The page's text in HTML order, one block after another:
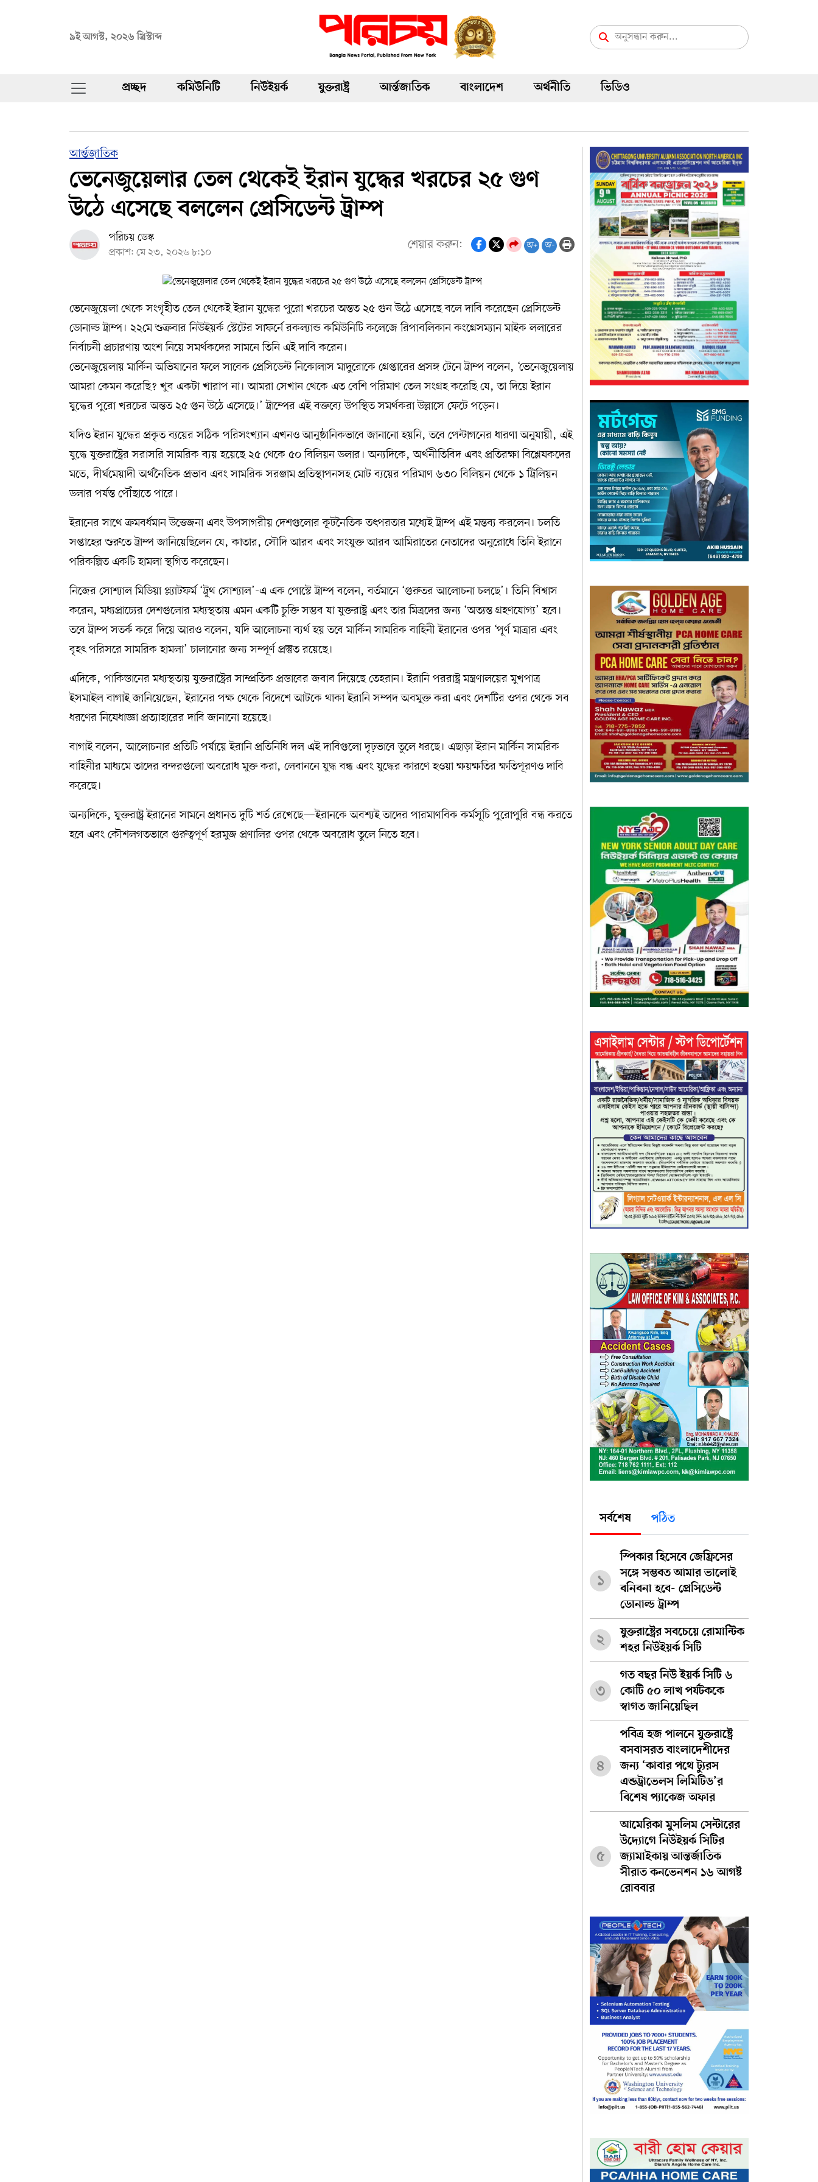
৯ই আগস্ট, ২০২৬ খ্রিস্টাব্দ
প্রচ্ছদ কমিউনিটি নিউইয়র্ক যুক্তরাষ্ট্র আর্ন্তজাতিক বাংলাদেশ অর্থনীতি ভিডিও
আর্ন্তজাতিক
ভেনেজুয়েলার তেল থেকেই ইরান যুদ্ধের খরচের ২৫ গুণ
উঠে এসেছে বললেন প্রেসিডেন্ট ট্রাম্প
পরিচয় ডেস্ক
প্রকাশ: মে ২৩, ২০২৬ ৮:১০ শেয়ার করুন: অ+ অ-
ভেনেজুয়েলা থেকে সংগৃহীত তেল থেকেই ইরান যুদ্ধের পুরো খরচের অন্তত ২৫ গুন উঠে এসেছে বলে দাবি করেছেন প্রেসিডেন্ট
ডোনাল্ড ট্রাম্প। ২২মে শুক্রবার নিউইয়র্ক স্টেটের সাফর্নে রকল্যান্ড কমিউনিটি কলেজে রিপাবলিকান কংগ্রেসম্যান মাইক ললারের
নির্বাচনী প্রচারণায় অংশ নিয়ে সমর্থকদের সামনে তিনি এই দাবি করেন।
ভেনেজুয়েলায় মার্কিন অভিযানের ফলে সাবেক প্রেসিডেন্ট নিকোলাস মাদুরোকে গ্রেপ্তারের প্রসঙ্গ টেনে ট্রাম্প বলেন, ‘ভেনেজুয়েলায়
আমরা কেমন করেছি? খুব একটা খারাপ না। আমরা সেখান থেকে এত বেশি পরিমাণ তেল সংগ্রহ করেছি যে, তা দিয়ে ইরান
যুদ্ধের পুরো খরচের অন্তত ২৫ গুন উঠে এসেছে।’ ট্রাম্পের এই বক্তব্যে উপস্থিত সমর্থকরা উল্লাসে ফেটে পড়েন।
যদিও ইরান যুদ্ধের প্রকৃত ব্যয়ের সঠিক পরিসংখ্যান এখনও আনুষ্ঠানিকভাবে জানানো হয়নি, তবে পেন্টাগনের ধারণা অনুযায়ী, এই
যুদ্ধে যুক্তরাষ্ট্রের সরাসরি সামরিক ব্যয় হয়েছে ২৫ থেকে ৫০ বিলিয়ন ডলার। অন্যদিকে, অর্থনীতিবিদ এবং প্রতিরক্ষা বিশ্লেষকদের
মতে, দীর্ঘমেয়াদী অর্থনৈতিক প্রভাব এবং সামরিক সরঞ্জাম প্রতিস্থাপনসহ মোট ব্যয়ের পরিমাণ ৬৩০ বিলিয়ন থেকে ১ ট্রিলিয়ন
ডলার পর্যন্ত পৌঁছাতে পারে।
ইরানের সাথে ক্রমবর্ধমান উত্তেজনা এবং উপসাগরীয় দেশগুলোর কূটনৈতিক তৎপরতার মধ্যেই ট্রাম্প এই মন্তব্য করলেন। চলতি
সপ্তাহের শুরুতে ট্রাম্প জানিয়েছিলেন যে, কাতার, সৌদি আরব এবং সংযুক্ত আরব আমিরাতের নেতাদের অনুরোধে তিনি ইরানে
পরিকল্পিত একটি হামলা স্থগিত করেছেন।
নিজের সোশ্যাল মিডিয়া প্ল্যাটফর্ম ‘ট্রুথ সোশ্যাল’-এ এক পোস্টে ট্রাম্প বলেন, বর্তমানে ‘গুরুতর আলোচনা চলছে’। তিনি বিশ্বাস
করেন, মধ্যপ্রাচ্যের দেশগুলোর মধ্যস্থতায় এমন একটি চুক্তি সম্ভব যা যুক্তরাষ্ট্র এবং তার মিত্রদের জন্য ‘অত্যন্ত গ্রহণযোগ্য’ হবে।
তবে ট্রাম্প সতর্ক করে দিয়ে আরও বলেন, যদি আলোচনা ব্যর্থ হয় তবে মার্কিন সামরিক বাহিনী ইরানের ওপর ‘পূর্ণ মাত্রার এবং
বৃহৎ পরিসরে সামরিক হামলা’ চালানোর জন্য সম্পূর্ণ প্রস্তুত রয়েছে।
এদিকে, পাকিস্তানের মধ্যস্থতায় যুক্তরাষ্ট্রের সাম্প্রতিক প্রস্তাবের জবাব দিয়েছে তেহরান। ইরানি পররাষ্ট্র মন্ত্রণালয়ের মুখপাত্র
ইসমাইল বাগাই জানিয়েছেন, ইরানের পক্ষ থেকে বিদেশে আটকে থাকা ইরানি সম্পদ অবমুক্ত করা এবং দেশটির ওপর থেকে সব
ধরণের নিষেধাজ্ঞা প্রত্যাহারের দাবি জানানো হয়েছে।
বাগাই বলেন, আলোচনার প্রতিটি পর্যায়ে ইরানি প্রতিনিধি দল এই দাবিগুলো দৃঢ়ভাবে তুলে ধরছে। এছাড়া ইরান মার্কিন সামরিক
বাহিনীর মাধ্যমে তাদের বন্দরগুলো অবরোধ মুক্ত করা, লেবাননে যুদ্ধ বন্ধ এবং যুদ্ধের কারণে হওয়া ক্ষয়ক্ষতির ক্ষতিপূরণও দাবি
করেছে।
অন্যদিকে, যুক্তরাষ্ট্র ইরানের সামনে প্রধানত দুটি শর্ত রেখেছে—ইরানকে অবশ্যই তাদের পারমাণবিক কর্মসূচি পুরোপুরি বন্ধ করতে
হবে এবং কৌশলগতভাবে গুরুত্বপূর্ণ হরমুজ প্রণালির ওপর থেকে অবরোধ তুলে নিতে হবে।
সর্বশেষ পঠিত
১
স্পিকার হিসেবে জেফ্রিসের
সঙ্গে সম্ভবত আমার ভালোই
বনিবনা হবে- প্রেসিডেন্ট
ডোনাল্ড ট্রাম্প
২
যুক্তরাষ্ট্রের সবচেয়ে রোমান্টিক
শহর নিউইয়র্ক সিটি
৩
গত বছর নিউ ইয়র্ক সিটি ৬
কোটি ৫০ লাখ পর্যটককে
স্বাগত জানিয়েছিল
৪
পবিত্র হজ পালনে যুক্তরাষ্ট্রে
বসবাসরত বাংলাদেশীদের
জন্য ‘কাবার পথে ট্যুরস
এন্ডট্রাভেলস লিমিটিড’র
বিশেষ প্যাকেজ অফার
৫
আমেরিকা মুসলিম সেন্টারের
উদ্যোগে নিউইয়র্ক সিটির
জ্যামাইকায় আন্তর্জাতিক
সীরাত কনভেনশন ১৬ আগষ্ট
রোববার